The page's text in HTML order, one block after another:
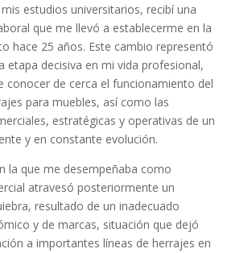
estudios universitarios, recibí una
que me llevó a establecerme en la
hace 25 años. Este cambio representó
etapa decisiva en mi vida profesional,
conocer de cerca el funcionamiento del
para muebles, así como las
estratégicas y operativas de un
y en constante evolución.
la que me desempeñaba como
atravesó posteriormente un
resultado de un inadecuado
y de marcas, situación que dejó
a importantes líneas de herrajes en